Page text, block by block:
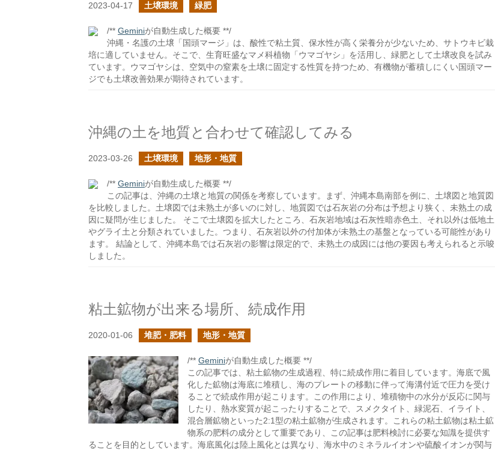
2023-04-17 土壌環境 緑肥
/** Geminiが自動生成した概要 **/
沖縄・名護の土壌「国頭マージ」は、酸性で粘土質、保水性が高く栄養分が少ないため、サトウキビ栽
培に適していません。そこで、生育旺盛なマメ科植物「ウマゴヤシ」を活用し、緑肥として土壌改良を試み
ています。ウマゴヤシは、空気中の窒素を土壌に固定する性質を持つため、有機物が蓄積しにくい国頭マー
ジでも土壌改善効果が期待されています。
沖縄の土を地質と合わせて確認してみる
2023-03-26 土壌環境 地形・地質
/** Geminiが自動生成した概要 **/
この記事は、沖縄の土壌と地質の関係を考察しています。まず、沖縄本島南部を例に、土壌図と地質図
を比較しました。土壌図では未熟土が多いのに対し、地質図では石灰岩の分布は予想より狭く、未熟土の成
因に疑問が生じました。 そこで土壌図を拡大したところ、石灰岩地域は石灰性暗赤色土、それ以外は低地土
やグライ土と分類されていました。つまり、石灰岩以外の付加体が未熟土の基盤となっている可能性があり
ます。 結論として、沖縄本島では石灰岩の影響は限定的で、未熟土の成因には他の要因も考えられると示唆
しました。
粘土鉱物が出来る場所、続成作用
2020-01-06 堆肥・肥料 地形・地質
/** Geminiが自動生成した概要 **/
この記事では、粘土鉱物の生成過程、特に続成作用に着目しています。海底で風
化した鉱物は海底に堆積し、海のプレートの移動に伴って海溝付近で圧力を受け
ることで続成作用が起こります。この作用により、堆積物中の水分が反応に関与
したり、熱水変質が起こったりすることで、スメクタイト、緑泥石、イライト、
混合層鉱物といった2:1型の粘土鉱物が生成されます。これらの粘土鉱物は粘土鉱
物系の肥料の成分として重要であり、この記事は肥料検討に必要な知識を提供す
ることを目的としています。海底風化は陸上風化とは異なり、海水中のミネラルイオンや硫酸イオンが関与